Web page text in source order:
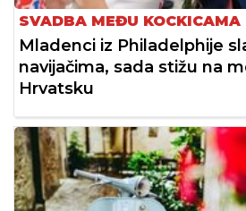
SVADBA MEĐU KOCKICAMA
Mladenci iz Philadelphije
navijačima, sada stižu na
Hrvatsku